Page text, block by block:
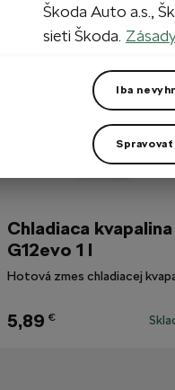
Chladiaca kvapalina
G12evo 1 l
5,89 €
Škoda Auto a.s.,
sieti Škoda.
Iba